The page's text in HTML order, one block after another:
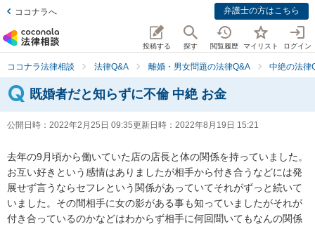
ココナラへ 弁護士の方はこちら
投稿する 探す 閲覧履歴 マイリスト ログイン
ココナラ法律相談 法律Q&A 離婚・男女問題の法律Q&A 中絶の法律
既婚者だと知らずに不倫 中絶 お金
公開日時： 2022年2月25日 09:35更新日時： 2022年8月19日 15:21
去年の9月頃から働いていた店の店長と体の関係を持っていました。
お互い好きという感情はありましたが相手から付き合うなどには発
展せず言うならセフレという関係があっていてそれがずっと続いて
いました。その間相手に女の影がある事も知っていましたがそれが
付き合っているのかなどはわからず相手に何回聞いてもなんの関係